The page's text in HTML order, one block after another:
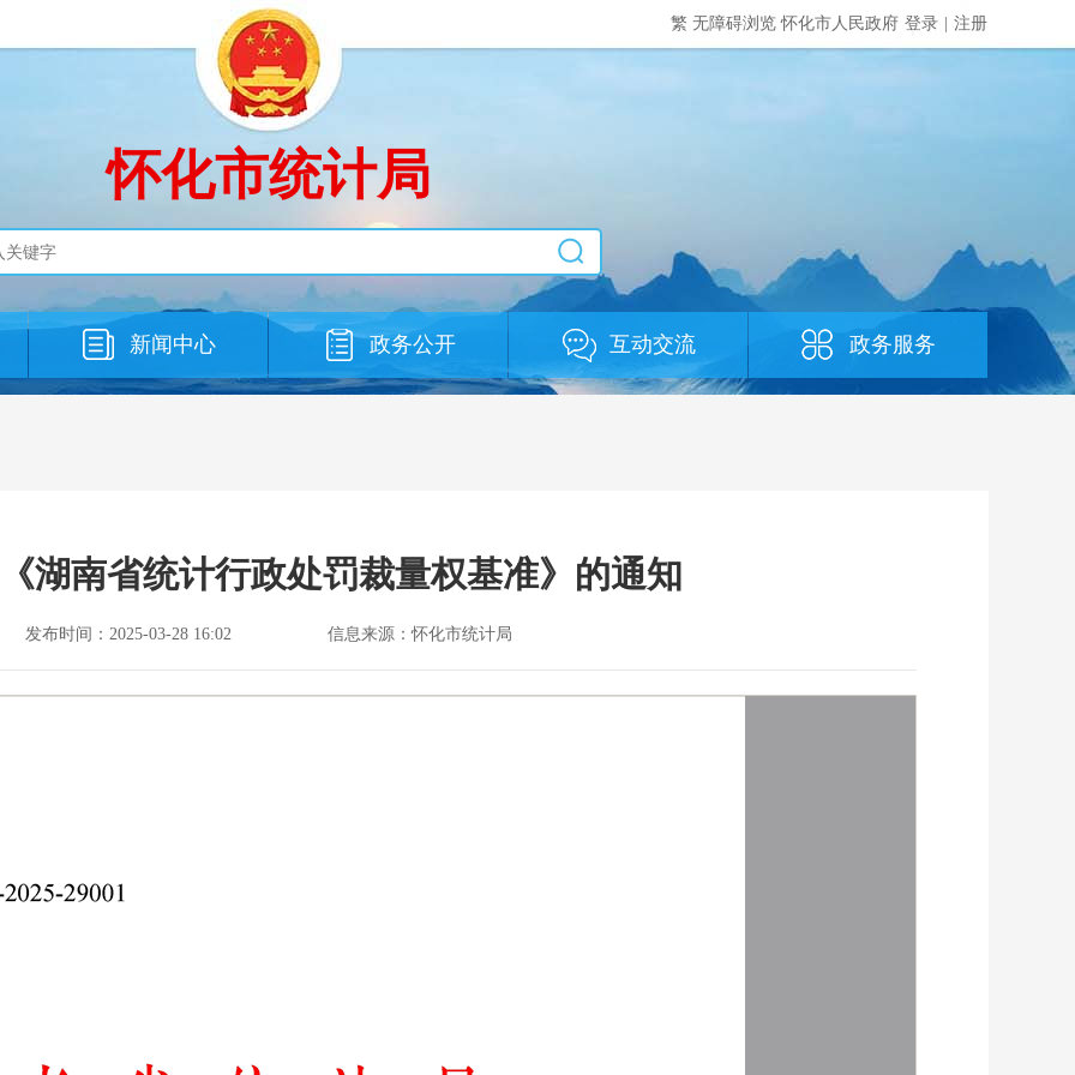
繁 无障碍浏览怀化市人民政府 登录 注册
怀化市统计局
新闻中心 政务公开 互动交流 政务服务
湖南省统计行政处罚裁量权基准》的通知
发布时间：2025-03-28 16:02 信息来源：怀化市统计局